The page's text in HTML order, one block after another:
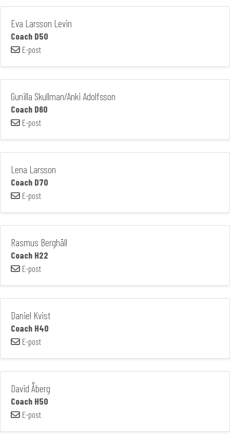
Eva Larsson Levin
Coach D50
E-post
Gunilla Skullman/Anki Adolfsson
Coach D60
E-post
Lena Larsson
Coach D70
E-post
Rasmus Berghäll
Coach H22
E-post
Daniel Kvist
Coach H40
E-post
David Åberg
Coach H50
E-post